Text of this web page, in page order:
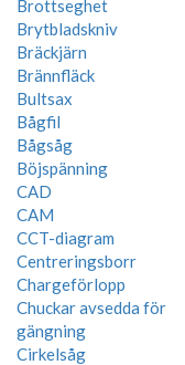
Brottseghet
Brytbladskniv
Bräckjärn
Brännfläck
Bultsax
Bågfil
Bågsåg
Böjspänning
CAD
CAM
CCT-diagram
Centreringsborr
Chargeförlopp
Chuckar avsedda för
gängning
Cirkelsåg